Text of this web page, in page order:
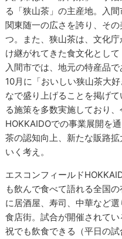
る「狭山茶」の主産地。入
関東随一の広さを誇り、そ
つ。また、狭山茶は、文化
け継がれてきた食文化として
入間市では、地元の特産品
10月に「おいしい狭山茶大
なで盛り上げることを掲げ
る施策を多数実施しており
HOKKAIDOでの事業展開を
茶の認知向上、新たな販路
いく考え。
エスコンフィールド
も飲んで食べて語れる全国
に居酒屋、寿司、中華など
食店街。試合が開催されて
祝でも飲食できる（平日の